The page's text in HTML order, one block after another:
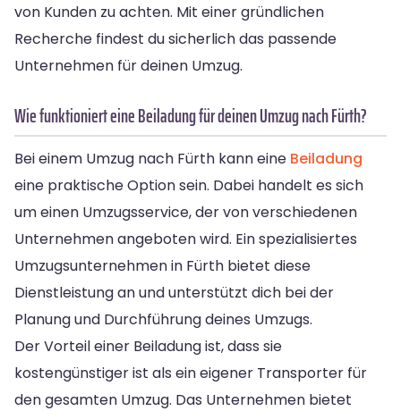
von Kunden zu achten. Mit einer gründlichen
Recherche findest du sicherlich das passende
Unternehmen für deinen Umzug.
Wie funktioniert eine Beiladung für deinen Umzug nach Fürth?
Bei einem Umzug nach Fürth kann eine Beiladung
eine praktische Option sein. Dabei handelt es sich
um einen Umzugsservice, der von verschiedenen
Unternehmen angeboten wird. Ein spezialisiertes
Umzugsunternehmen in Fürth bietet diese
Dienstleistung an und unterstützt dich bei der
Planung und Durchführung deines Umzugs.
Der Vorteil einer Beiladung ist, dass sie
kostengünstiger ist als ein eigener Transporter für
den gesamten Umzug. Das Unternehmen bietet